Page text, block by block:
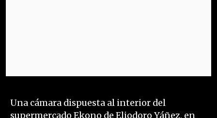
Una cámara dispuesta al interior del
supermercado Ekono de Eliodoro Yáñez, en